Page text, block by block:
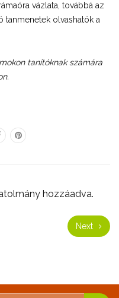
vázlata, továbbá az
tanmenetek olvashatók a
tanítóknak számára
hozzáadva.
Next